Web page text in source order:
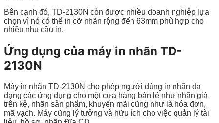
Bên cạnh đó, TD-2130N còn được nhiều doanh nghiệp lựa
chọn vì nó có thể in cỡ nhãn rộng đến 63mm phù hợp cho
nhiều nhu cầu in.
Ứng dụng của máy in nhãn TD-
2130N
Máy in nhãn TD-2130N cho phép người dùng in nhãn đa
dạng các ứng dụng cho một cửa hàng bán lẻ như nhãn giá
trên kệ, nhãn sản phẩm, khuyến mãi cũng như là hóa đơn,
mã vạch. Máy cũng lý tưởng và hữu ích cho việc quản lý tài